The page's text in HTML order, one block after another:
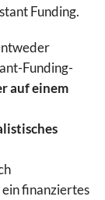
Funding.
Funding-
auf einem
finanziertes